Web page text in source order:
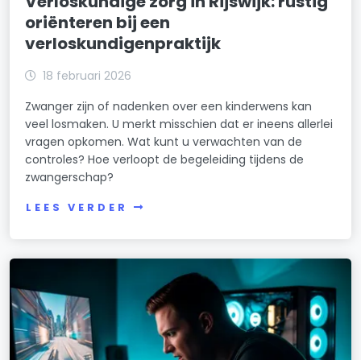
oriënteren bij een
verloskundigenpraktijk
18 februari 2026
Zwanger zijn of nadenken over een kinderwens kan
veel losmaken. U merkt misschien dat er ineens allerlei
vragen opkomen. Wat kunt u verwachten van de
controles? Hoe verloopt de begeleiding tijdens de
zwangerschap?
LEES VERDER